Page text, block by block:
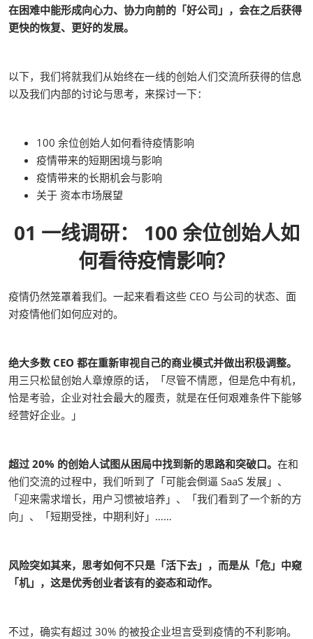
在困难中能形成向心力、协力向前的「好公司」，会在之后获得
更快的恢复、更好的发展。
以下，我们将就我们从始终在一线的创始人们交流所获得的信息
以及我们内部的讨论与思考，来探讨一下：
100 余位创始人如何看待疫情影响
疫情带来的短期困境与影响
疫情带来的长期机会与影响
关于 资本市场展望
01 一线调研： 100 余位创始人如
何看待疫情影响？
疫情仍然笼罩着我们。一起来看看这些 CEO 与公司的状态、面
对疫情他们如何应对的。
绝大多数 CEO 都在重新审视自己的商业模式并做出积极调整。
用三只松鼠创始人章燎原的话，「尽管不情愿，但是危中有机，
恰是考验，企业对社会最大的履责，就是在任何艰难条件下能够
经营好企业。」
超过 20% 的创始人试图从困局中找到新的思路和突破口。 在和
他们交流的过程中，我们听到了「可能会倒逼 SaaS 发展」、
「迎来需求增长，用户习惯被培养」、「我们看到了一个新的方
向」、「短期受挫，中期利好」……
风险突如其来，思考如何不只是「活下去」，而是从「危」中窥
「机」，这是优秀创业者该有的姿态和动作。
不过，确实有超过 30% 的被投企业坦言受到疫情的不利影响。